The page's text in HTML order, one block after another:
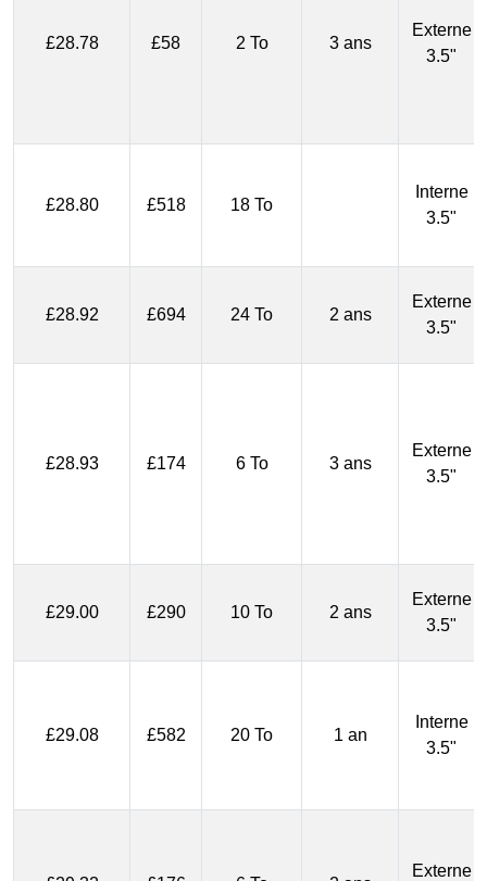
£28.78 £58 2 To 3 ans
Externe
3.5"
£28.80 £518 18 To
Interne
3.5"
£28.92 £694 24 To 2 ans
Externe
3.5"
£28.93 £174 6 To 3 ans
Externe
3.5"
£29.00 £290 10 To 2 ans
Externe
3.5"
£29.08 £582 20 To 1 an
Interne
3.5"
Externe